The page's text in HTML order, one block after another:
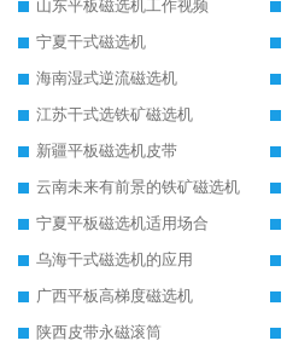
山东平板磁选机工作视频
宁夏干式磁选机
海南湿式逆流磁选机
江苏干式选铁矿磁选机
新疆平板磁选机皮带
云南未来有前景的铁矿磁选机
宁夏平板磁选机适用场合
乌海干式磁选机的应用
广西平板高梯度磁选机
陕西皮带永磁滚筒